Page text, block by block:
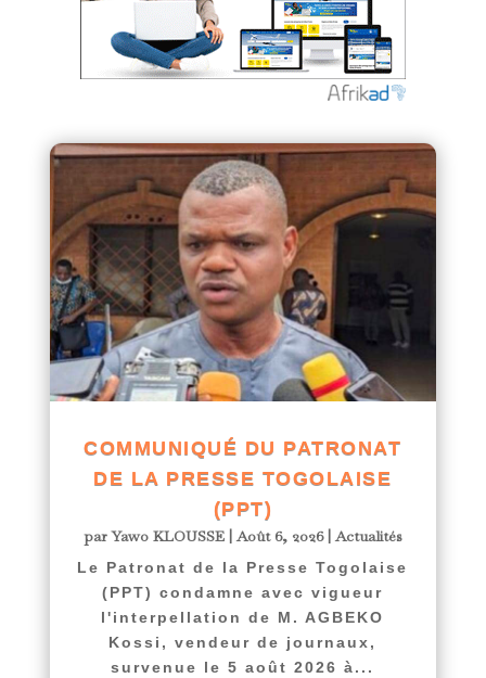
COMMUNIQUÉ DU PATRONAT
DE LA PRESSE TOGOLAISE
(PPT)
parYawo KLOUSSE|Août 6, 2026|Actualités
Le Patronat de la Presse Togolaise
(PPT) condamne avec vigueur
l'interpellation de M. AGBEKO
Kossi, vendeur de journaux,
survenue le 5 août 2026 à...